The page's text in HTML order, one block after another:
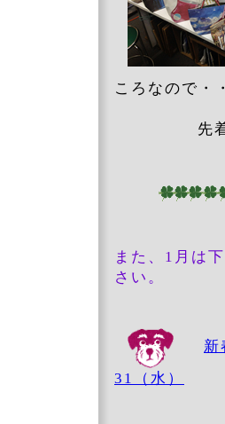
ころなので
先
また、1月は
さい。
31（水）